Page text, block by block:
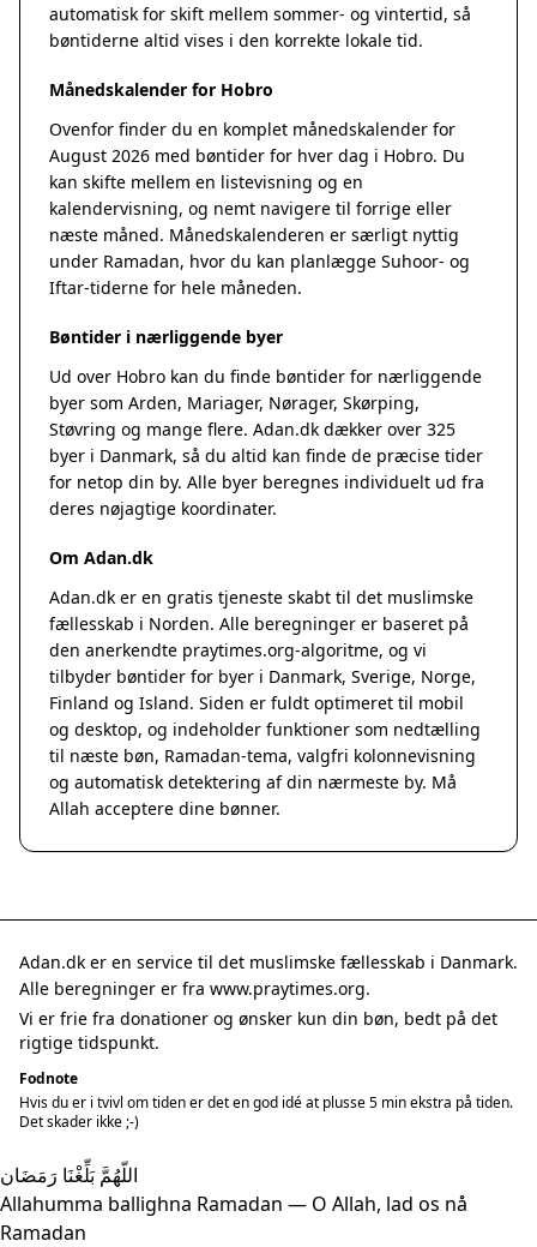
automatisk for skift mellem sommer- og vintertid, så
bøntiderne altid vises i den korrekte lokale tid.
Månedskalender for Hobro
Ovenfor finder du en komplet månedskalender for
August 2026 med bøntider for hver dag i Hobro. Du
kan skifte mellem en listevisning og en
kalendervisning, og nemt navigere til forrige eller
næste måned. Månedskalenderen er særligt nyttig
under Ramadan, hvor du kan planlægge Suhoor- og
Iftar-tiderne for hele måneden.
Bøntider i nærliggende byer
Ud over Hobro kan du finde bøntider for nærliggende
byer som Arden, Mariager, Nørager, Skørping,
Støvring og mange flere. Adan.dk dækker over 325
byer i Danmark, så du altid kan finde de præcise tider
for netop din by. Alle byer beregnes individuelt ud fra
deres nøjagtige koordinater.
Om Adan.dk
Adan.dk er en gratis tjeneste skabt til det muslimske
fællesskab i Norden. Alle beregninger er baseret på
den anerkendte praytimes.org-algoritme, og vi
tilbyder bøntider for byer i Danmark, Sverige, Norge,
Finland og Island. Siden er fuldt optimeret til mobil
og desktop, og indeholder funktioner som nedtælling
til næste bøn, Ramadan-tema, valgfri kolonnevisning
og automatisk detektering af din nærmeste by. Må
Allah acceptere dine bønner.
Adan.dk er en service til det muslimske fællesskab i Danmark.
Alle beregninger er fra www.praytimes.org.
Vi er frie fra donationer og ønsker kun din bøn, bedt på det
rigtige tidspunkt.
Fodnote
Hvis du er i tvivl om tiden er det en god idé at plusse 5 min ekstra på tiden.
Det skader ikke ;-)
اللّهُمَّ بَلِّغْنَا رَمَضَان
Allahumma ballighna Ramadan — O Allah, lad os nå
Ramadan